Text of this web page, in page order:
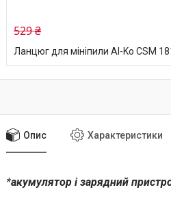
529 ₴
Ланцюг для мініпили Al-Ko CSM
Опис Характеристики
*акумулятор і зарядний